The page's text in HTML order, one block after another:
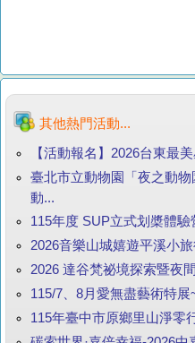
其他熱門活動...
【活動報名】2026台東最
臺北市立動物園「夜之動
動...
115年度 SUP立式划槳體驗
2026音樂山城嬉遊平溪小
2026 達谷梵祕境探索暨夜
115/7、8月愛無盡藝術特
115年臺中市原鄉里山淨零